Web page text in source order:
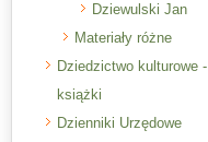
Dziewulski Jan
Materiały różne
Dziedzictwo kulturowe -
książki
Dzienniki Urzędowe